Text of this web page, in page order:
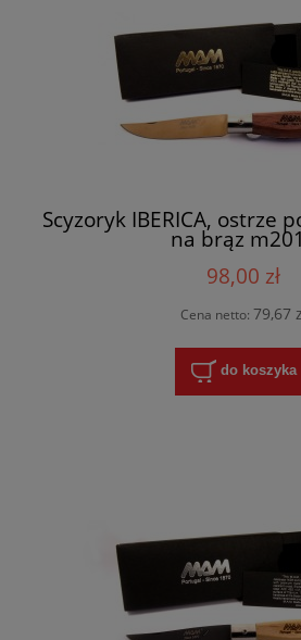
Scyzoryk IBERICA, ostrze
na brąz
98,00 zł
Cena netto: 79,67
do koszyka